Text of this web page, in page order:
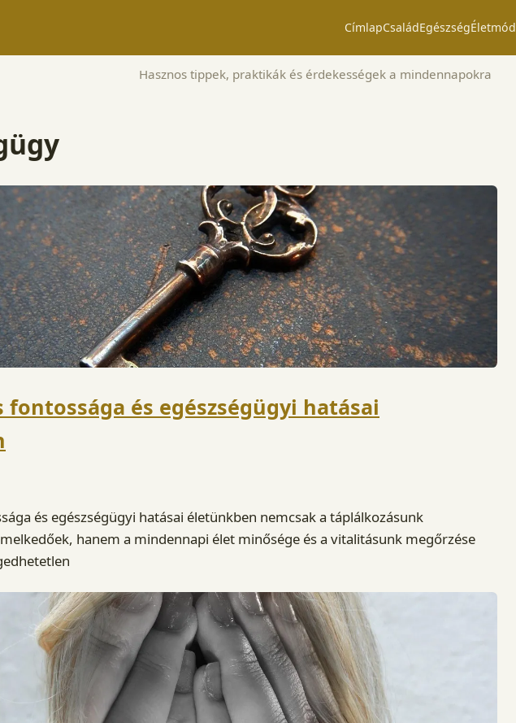
CímlapCsaládEgészségÉletmód
Hasznos tippek, praktikák és érdekességek a mindennapokra
fontossága és egészségügyi hatásai
és egészségügyi hatásai életünkben nemcsak a táplálkozásunk
hanem a mindennapi élet minősége és a vitalitásunk megőrzése